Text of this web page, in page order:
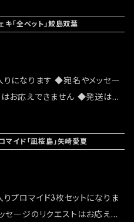
オンラインショップでのご注文
す ◆発送は2022/11/13 イベン
謝祭」後になります
キ「全ベット」鮫島双葉
になります ◆宛名やメッセー
はお応えできません ◆発送はラ
お客様はこちらのオンラインシ
文をお願い致します ◆発送は20
「全ベット大感謝祭」後になり
マイド「凪桜島」矢崎愛夏
プロマイド3枚セットになりま
ージのリクエストはお応えで